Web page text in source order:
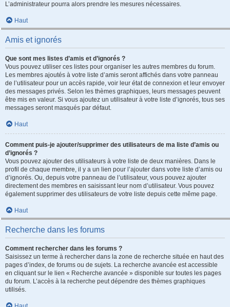
L’administrateur pourra alors prendre les mesures nécessaires.
Haut
Amis et ignorés
Que sont mes listes d’amis et d’ignorés ?
Vous pouvez utiliser ces listes pour organiser les autres membres du forum.
Les membres ajoutés à votre liste d’amis seront affichés dans votre panneau
de l’utilisateur pour un accès rapide, voir leur état de connexion et leur envoyer
des messages privés. Selon les thèmes graphiques, leurs messages peuvent
être mis en valeur. Si vous ajoutez un utilisateur à votre liste d’ignorés, tous ses
messages seront masqués par défaut.
Haut
Comment puis-je ajouter/supprimer des utilisateurs de ma liste d’amis ou
d’ignorés ?
Vous pouvez ajouter des utilisateurs à votre liste de deux manières. Dans le
profil de chaque membre, il y a un lien pour l’ajouter dans votre liste d’amis ou
d’ignorés. Ou, depuis votre panneau de l’utilisateur, vous pouvez ajouter
directement des membres en saisissant leur nom d’utilisateur. Vous pouvez
également supprimer des utilisateurs de votre liste depuis cette même page.
Haut
Recherche dans les forums
Comment rechercher dans les forums ?
Saisissez un terme à rechercher dans la zone de recherche située en haut des
pages d’index, de forums ou de sujets. La recherche avancée est accessible
en cliquant sur le lien « Recherche avancée » disponible sur toutes les pages
du forum. L’accès à la recherche peut dépendre des thèmes graphiques
utilisés.